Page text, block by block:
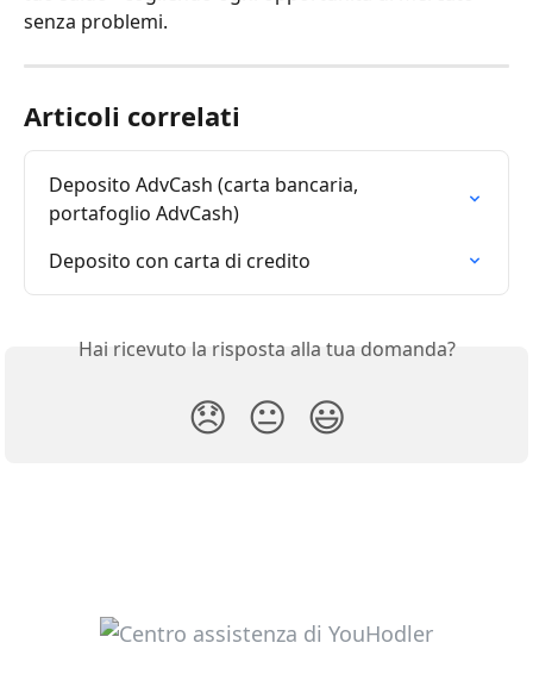
senza problemi.
Articoli correlati
Deposito AdvCash (carta bancaria,
portafoglio AdvCash)
Deposito con carta di credito
Hai ricevuto la risposta alla tua domanda?
😞 😐 😃